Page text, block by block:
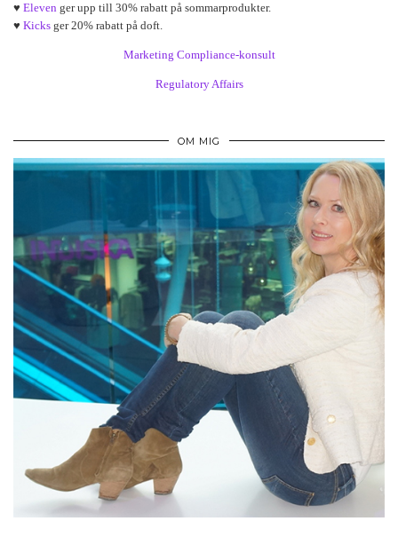
♥ Eleven ger upp till 30% rabatt på sommarprodukter.
♥ Kicks ger 20% rabatt på doft.
Marketing Compliance-konsult
Regulatory Affairs
OM MIG